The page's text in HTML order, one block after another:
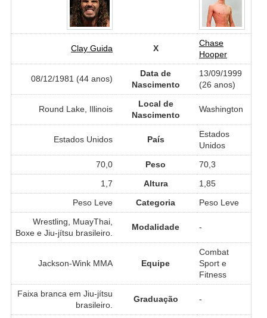
Clay Guida X
Chase
Hooper
08/12/1981 (44 anos)
Data de
Nascimento
13/09/1999
(26 anos)
Round Lake, Illinois
Local de
Nascimento
Washington
Estados Unidos País
Estados
Unidos
70,0
Peso
70,3
1,7
Altura
1,85
Peso Leve
Categoria
Peso Leve
Wrestling, MuayThai,
Boxe e Jiu-jítsu brasileiro.
Modalidade -
Jackson-Wink MMA Equipe
Combat
Sport e
Fitness
Faixa branca em Jiu-jítsu
brasileiro.
Graduação -